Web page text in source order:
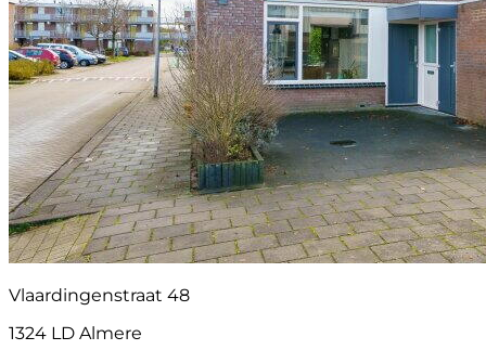
Vlaardingenstraat 48
1324 LD Almere